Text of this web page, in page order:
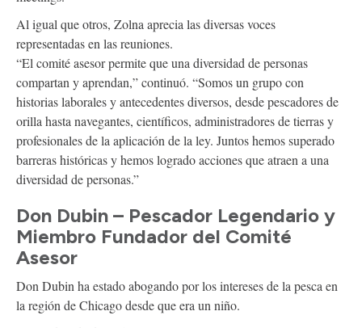
Al igual que otros, Zolna aprecia las diversas voces
representadas en las reuniones.
“El comité asesor permite que una diversidad de personas
compartan y aprendan,” continuó. “Somos un grupo con
historias laborales y antecedentes diversos, desde pescadores de
orilla hasta navegantes, científicos, administradores de tierras y
profesionales de la aplicación de la ley. Juntos hemos superado
barreras históricas y hemos logrado acciones que atraen a una
diversidad de personas.”
Don Dubin – Pescador Legendario y
Miembro Fundador del Comité
Asesor
Don Dubin ha estado abogando por los intereses de la pesca en
la región de Chicago desde que era un niño.